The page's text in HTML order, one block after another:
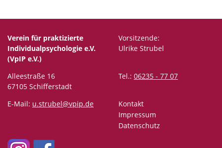
Verein für praktizierte
Individualpsychologie e.V.
(VpIP e.V.)
Vorsitzende:
Ulrike Strubel
Alleestraße 16
67105 Schifferstadt
Tel.: 06235 - 77 07
E-Mail: u.strubel@vpip.de
Kontakt
Impressum
Datenschutz